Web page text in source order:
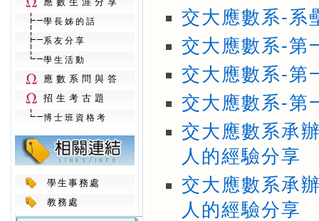
學長姊的話
系友分享
學生活動
應數系問與答
招生考古題
博士班資格考
學生事務處
教務處
交大應數系-系
交大應數系-第
交大應數系-第
交大應數系-第
交大應數系承
人的經驗分享
交大應數系承
人的經驗分享